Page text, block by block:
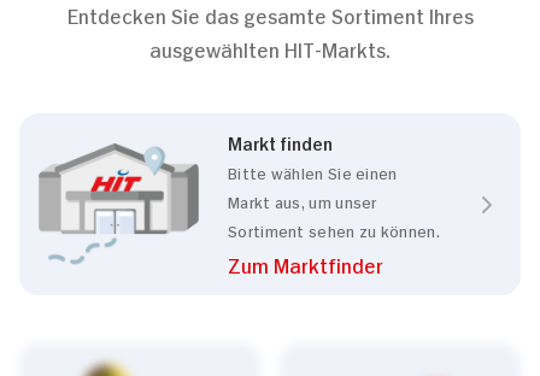
Entdecken Sie das gesamte Sortiment Ihres
ausgewählten HIT-Markts.
Markt finden
Bitte wählen Sie einen
Markt aus, um unser
Sortiment sehen zu können.
Zum Marktfinder